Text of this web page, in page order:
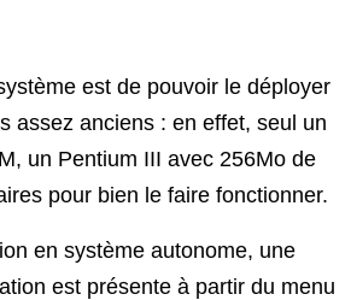
est de pouvoir le déployer
assez anciens : en effet, seul un
un Pentium III avec 256Mo de
pour bien le faire fonctionner.
en système autonome, une
est présente à partir du menu